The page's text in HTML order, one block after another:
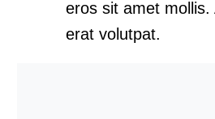
eros sit amet mollis.
erat volutpat.